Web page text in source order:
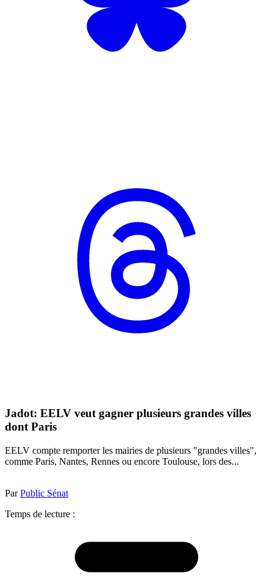
Jadot: EELV veut gagner plusieurs grandes villes
dont Paris
EELV compte remporter les mairies de plusieurs "grandes villes",
comme Paris, Nantes, Rennes ou encore Toulouse, lors des...
ParPublic Sénat
Temps de lecture :